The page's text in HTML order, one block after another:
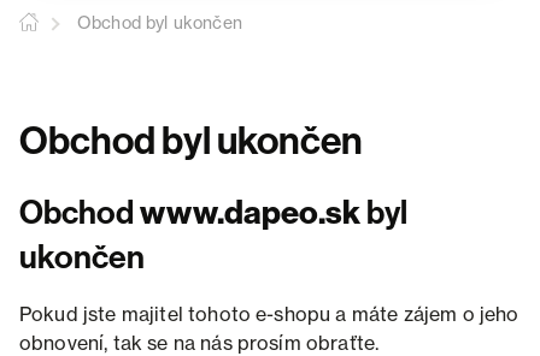
Obchod byl ukončen
Obchod byl ukončen
Obchodwww.dapeo.skbyl
ukončen
Pokud jste majitel tohoto e-shopu a máte zájem o jeho
obnovení, tak se na nás prosím obraťte.